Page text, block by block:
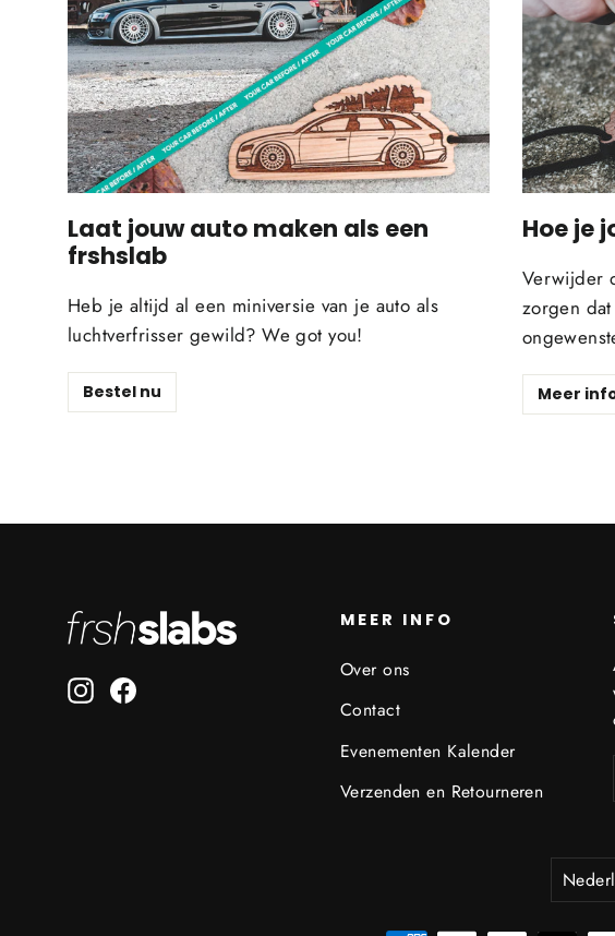
Laat jouw auto maken als een
frshslab
Heb je altijd al een miniversie van je auto als
luchtverfrisser gewild?We got you!
Bestel nu
Hoe je
Verwijder
zorgen
Meer
InstagramFacebook
MEER INFO
Over ons
Contact
Evenementen Kalender
Verzenden en Retourneren